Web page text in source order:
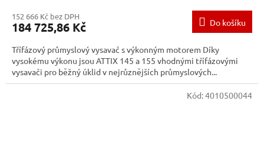
152 666 Kč bez DPH
184 725,86 Kč Do košíku
Třífázový průmyslový vysavač s výkonným motorem Díky
vysokému výkonu jsou ATTIX 145 a 155 vhodnými třífázovými
vysavači pro běžný úklid v nejrůznějších průmyslových...
Kód:4010500044